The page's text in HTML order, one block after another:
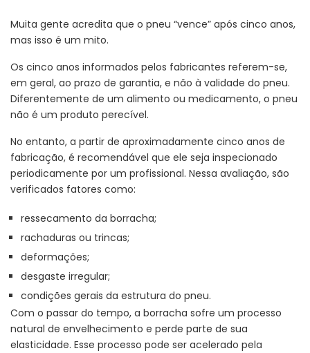
Muita gente acredita que o pneu “vence” após cinco anos,
mas isso é um mito.
Os cinco anos informados pelos fabricantes referem-se,
em geral, ao prazo de garantia, e não à validade do pneu.
Diferentemente de um alimento ou medicamento, o pneu
não é um produto perecível.
No entanto, a partir de aproximadamente cinco anos de
fabricação, é recomendável que ele seja inspecionado
periodicamente por um profissional. Nessa avaliação, são
verificados fatores como:
ressecamento da borracha;
rachaduras ou trincas;
deformações;
desgaste irregular;
condições gerais da estrutura do pneu.
Com o passar do tempo, a borracha sofre um processo
natural de envelhecimento e perde parte de sua
elasticidade. Esse processo pode ser acelerado pela